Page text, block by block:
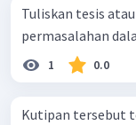
Tuliskan tesis
permasalahan
1 0.0
Kutipan tersebut